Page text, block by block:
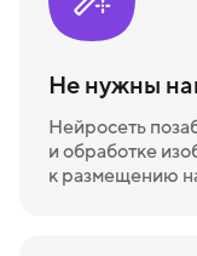
Не нужны
Нейросеть
и обработке
к размещению